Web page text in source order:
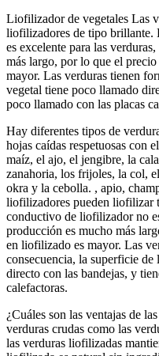
Liofilizador de vegetales Las
liofilizadores de tipo
es excelente para las
más largo, por lo que el
mayor. Las verduras tienen
vegetal tiene poco llamado
poco llamado con las placas
Hay diferentes tipos de
hojas caídas respetuosas con
maíz, el ajo, el jengibre, la
zanahoria, los frijoles, la col,
okra y la cebolla. , apio,
liofilizadores pueden liofilizar
conductivo de liofilizador no
producción es mucho más
en liofilizado es mayor. Las
consecuencia, la superficie
directo con las bandejas, y
calefactoras.
¿Cuáles son las ventajas de
verduras crudas como las
las verduras liofilizadas